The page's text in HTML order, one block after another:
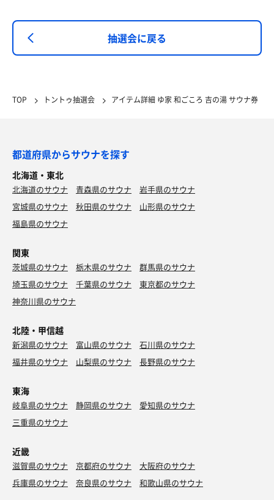
抽選会に戻る
TOP トントゥ抽選会 アイテム詳細 ゆ家 和ごころ 吉の湯 サウナ券
都道府県からサウナを探す
北海道・東北
北海道のサウナ 青森県のサウナ
岩手県のサウナ
宮城県のサウナ
秋田県のサウナ
山形県のサウナ
福島県のサウナ
関東
茨城県のサウナ 栃木県のサウナ
群馬県のサウナ
埼玉県のサウナ
千葉県のサウナ
東京都のサウナ
神奈川県のサウナ
北陸・甲信越
新潟県のサウナ 富山県のサウナ
石川県のサウナ
福井県のサウナ
山梨県のサウナ 長野県のサウナ
東海
岐阜県のサウナ 静岡県のサウナ
愛知県のサウナ
三重県のサウナ
近畿
滋賀県のサウナ 京都府のサウナ
大阪府のサウナ
兵庫県のサウナ
奈良県のサウナ 和歌山県のサウナ